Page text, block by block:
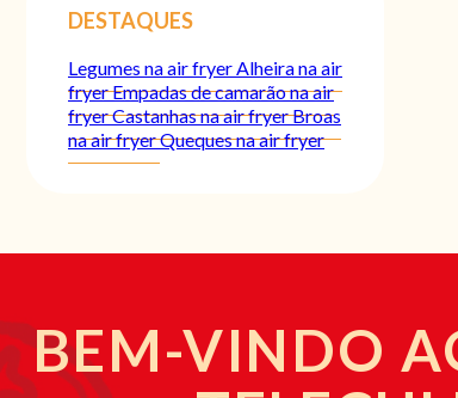
DESTAQUES
Legumes na air fryer Alheira na air
fryerEmpadas de camarão na air
fryerCastanhas na air fryerBroas
na air fryerQueques na air fryer
BEM-VINDO